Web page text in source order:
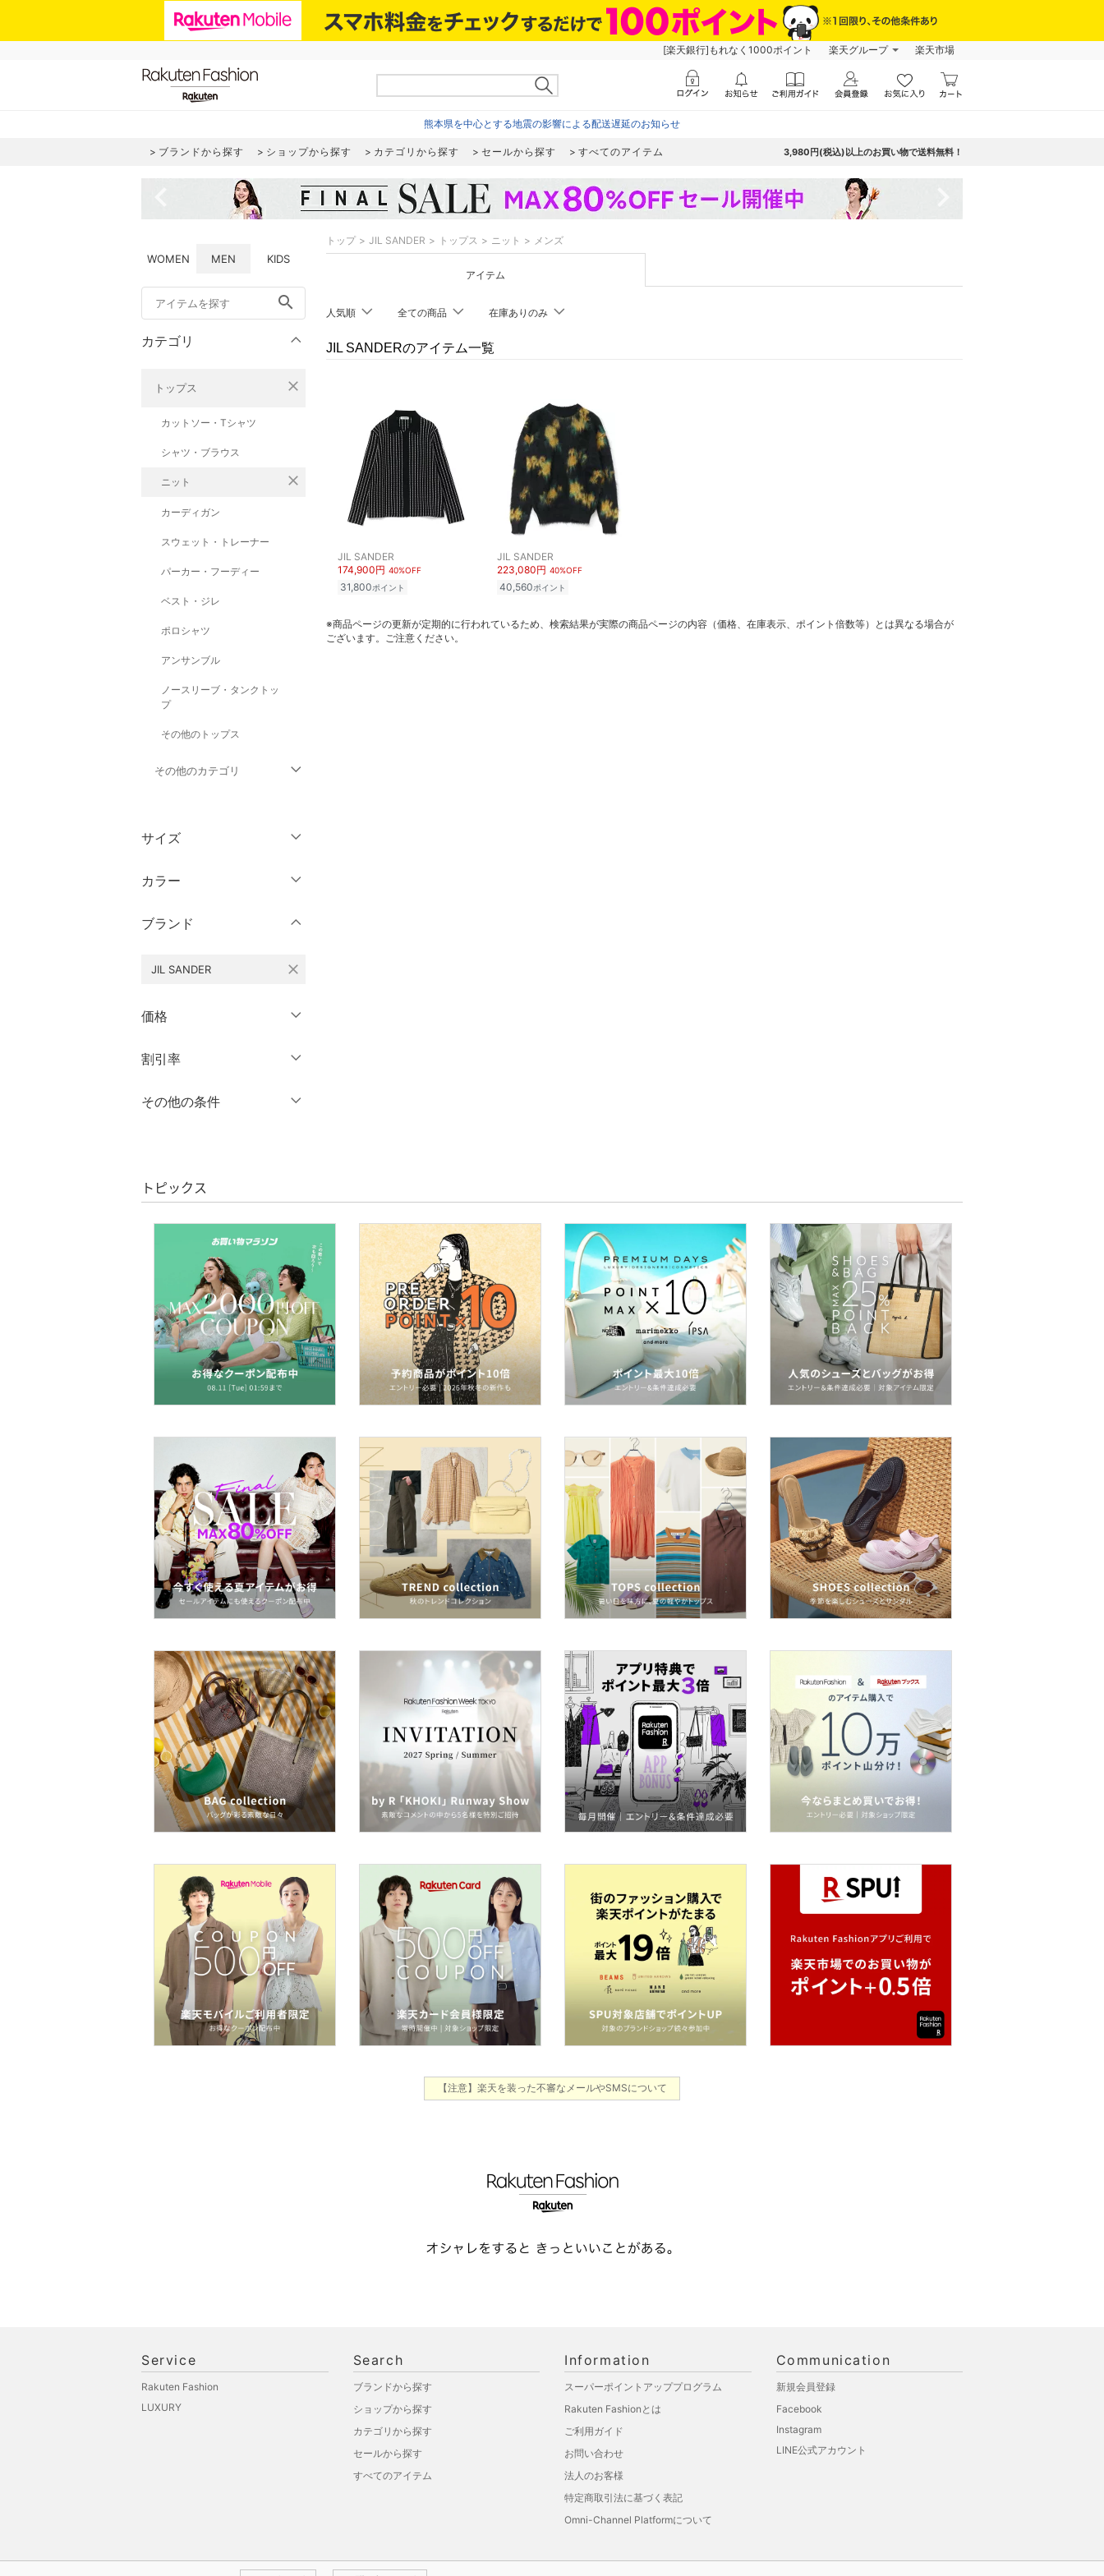
[楽天銀行]もれなく1000ポイント 楽天グループ 楽天市場
熊本県を中心とする地震の影響による配送遅延のお知らせ
ブランドから探す ショップから探す カテゴリから探す セールから探す すべてのアイテム 3,980円(税込)以上のお買い物で送料無料！
WOMEN MEN KIDS
search
カテゴリ
トップス close
カットソー・Tシャツ
シャツ・ブラウス
ニット close
カーディガン
スウェット・トレーナー
パーカー・フーディー
ベスト・ジレ
ポロシャツ
アンサンブル
ノースリーブ・タンクトッ
プ
その他のトップス
その他のカテゴリ
オールインワン・オーバ
インナー・ルームウェア
靴下・レッグウェア
ファッション雑貨
スーツ・フォーマル
水着・スイムグッズ
着物・浴衣・和装小物
スキンケア
メイクアップ
ネイル
ボディケア・オーラルケ
ア
フレグランス
メイク道具・美容器具
コフレ・キット・セット
食器・調理器具・キッチ
ン用品
インテリア・生活雑貨
スマホグッズ・オーディ
スポーツ・アウトドア用
文房具
ペット用品
福袋・ギフト・その他
サイズ
M
XL
カラー
クリア
ブランド
JIL SANDER close
価格
絞り込み
割引率
％OFF～ ％OFF
その他の条件
クリア 絞り込み
トップ JIL SANDER トップス ニット メンズ
アイテム
人気順 全ての商品 在庫ありのみ
JIL SANDERのアイテム一覧
JIL SANDER
174,900円 40%OFF
31,800ポイント
JIL SANDER
223,080円 40%OFF
40,560ポイント
※商品ページの更新が定期的に行われているため、検索結果が実際の商品ページの内容（価格、在庫表示、ポイント倍数等）とは異なる場合が
ございます。ご注意ください。
トピックス
【注意】楽天を装った不審なメールやSMSについて
Service
Rakuten Fashion
LUXURY
Search
ブランドから探す
ショップから探す
カテゴリから探す
セールから探す
すべてのアイテム
Information
スーパーポイントアッププログラム
Rakuten Fashionとは
ご利用ガイド
お問い合わせ
法人のお客様
特定商取引法に基づく表記
Omni-Channel Platformについて
Communication
新規会員登録
Facebook
Instagram
LINE公式アカウント